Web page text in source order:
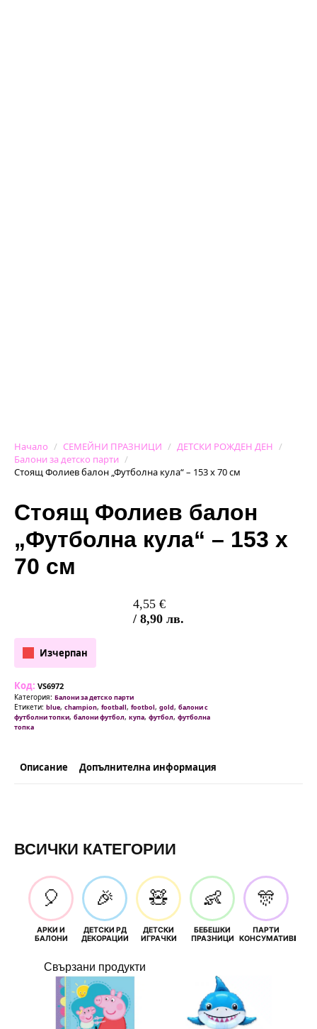
Начало СЕМЕЙНИ ПРАЗНИЦИ
ДЕТСКИ РОЖДЕН ДЕН
Балони за детско парти
Стоящ Фолиев балон „Футболна кула“ – 153 х 70 см
Стоящ Фолиев балон
„Футболна кула“ – 153 х
70 см
4,55 €
/ 8,90 лв.
Изчерпан
Код: VS6972
Категория: Балони за детско парти
Етикети: blue, champion, football, footbol, gold, балони с
футболни топки, балони футбол, купа, футбол, футболна
топка
Описание Допълнителна информация
ВСИЧКИ КАТЕГОРИИ
🎈
АРКИ И
БАЛОНИ
🎉
ДЕТСКИ РД
ДЕКОРАЦИИ
🧸
ДЕТСКИ
ИГРАЧКИ
👶
БЕБЕШКИ
ПРАЗНИЦИ
🎊
ПАРТИ
КОНСУМАТИВИ
Свързани продукти